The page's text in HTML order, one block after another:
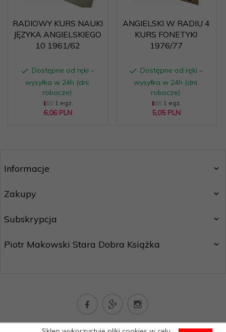
RADIOWY KURS NAUKI
JĘZYKA ANGIELSKIEGO
10 1961/62
Dostępne od ręki –
wysyłka w 24h (dni
robocze)
1 egz.
6,06 PLN
ANGIELSKI W RADIU 4
KURS FONETYKI
1976/77
Dostępne od ręki –
wysyłka w 24h (dni
robocze)
1 egz.
5,05 PLN
Informacje
Zakupy
Subskrypcja
Piotr Makowski Stara Dobra Książka
kontakt@staradobraksiazka.pl